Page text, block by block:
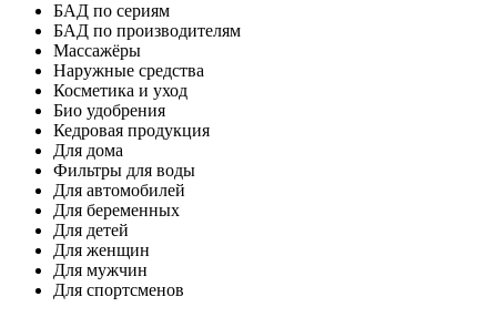
БАД по сериям
БАД по производителям
Массажёры
Наружные средства
Косметика и уход
Био удобрения
Кедровая продукция
Для дома
Фильтры для воды
Для автомобилей
Для беременных
Для детей
Для женщин
Для мужчин
Для спортсменов